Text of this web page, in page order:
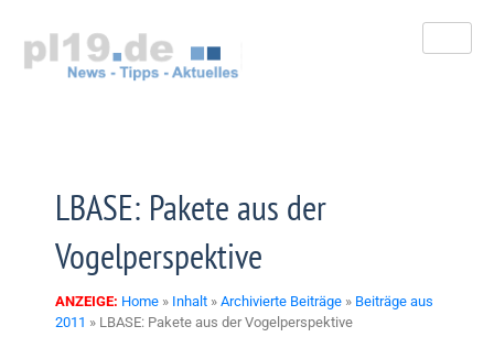
springen
LBASE: Pakete aus der
Vogelperspektive
ANZEIGE: Home » Inhalt » Archivierte Beiträge » Beiträge aus
2011 » LBASE: Pakete aus der Vogelperspektive